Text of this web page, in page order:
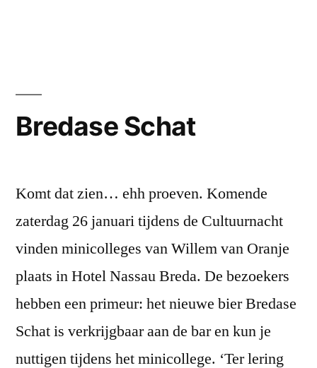
Bredase Schat
Komt dat zien… ehh proeven. Komende
zaterdag 26 januari tijdens de Cultuurnacht
vinden minicolleges van Willem van Oranje
plaats in Hotel Nassau Breda. De bezoekers
hebben een primeur: het nieuwe bier Bredase
Schat is verkrijgbaar aan de bar en kun je
nuttigen tijdens het minicollege. ‘Ter lering